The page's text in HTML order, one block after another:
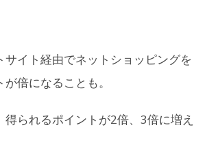
らないだけで損しているかも？
サイト経由でネットショッピングを
倍になることも。
得られるポイントが2倍、3倍に増え